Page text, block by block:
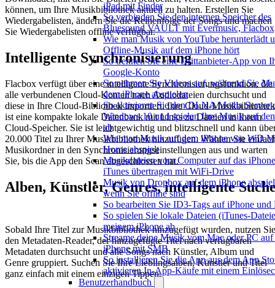
iPad mit Finder
So verbinden Sie den internen Speicher des
Bluesound VAULT mit Evermusic,
Wie man Musik von YouTube herunterlädt
Offline-Musik auf dem iPhone hört
So trennen Sie eine Drittanbieter-App von
Google-Konto
So nehmen Sie Videos auf, während Sie
dem iPhone abspielen
So aktivieren Sie den DLNA Media Server
Windows 10 und spielen Ihre Musik auf
ab
Wie man Musik auf dem iPhone von WD
Home abspielt
Musikdateien vom Computer auf das
iTunes übertragen mit WiFi-Drive
Musik von Dropbox auf dem iPhone
wenn Sie offline sind
So bearbeiten Sie ID3-Tags auf iPhone und
So spielen Sie lokale Dateien (iTunes-
meinem iPhone ab
Streame deine Musik vom Mac oder PC auf
iPhone mit SMB
So installieren Sie die App aus dem App
aktivieren In-App-Käufe mit einem
Benutzerhandbuch
können, um Ihre Musikbibliothek aktuell zu halten. Erstellen Sie
Wiedergabelisten, ändern Sie die Reihenfolge der Songs und machen
Sie Wiedergabelisten offline verfügbar.
Intelligente Synchronisierung
Flacbox verfügt über eine intelligente Synchronisierungsfunktion, die
alle verbundenen Cloud-Konten nach Audiodateien durchsucht und
diese in Ihre Cloud-Bibliothek importiert. Ihre Cloud-Musikbibliothek
ist eine kompakte lokale Datenbank mit Links zu Dateien in Ihrem
Cloud-Speicher. Sie ist leichtgewichtig und blitzschnell und kann
20.000 Titel zu Ihrer Musikbibliothek hinzufügen. Wählen Sie
Musikordner in den Synchronisierungseinstellungen aus und warten
Sie, bis die App den Scan abgeschlossen hat.
Alben, Künstler, Genres, intelligente
Sobald Ihre Titel zur Musikbibliothek hinzugefügt wurden, nutzen Sie
den Metadaten-Reader, der hinzugefügte Titel nach verfügbaren
Metadaten durchsucht und alle Songs nach Künstler, Album und
Genre gruppiert. Suchen Sie Ihre Lieblingsalben, Künstler und Titel
ganz einfach mit einem einzigen Tippen.